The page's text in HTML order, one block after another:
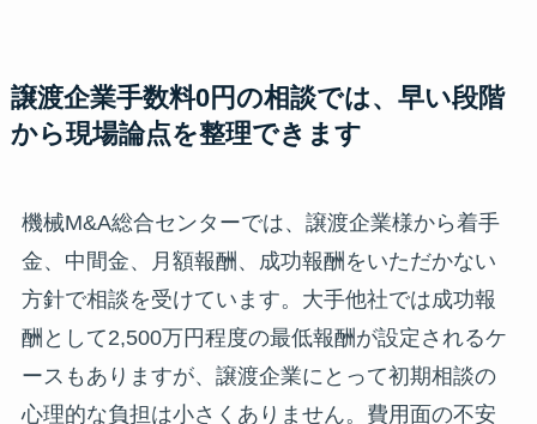
譲渡企業手数料0円の相談では、早い段階
から現場論点を整理できます
機械M&A総合センターでは、譲渡企業様から着手
金、中間金、月額報酬、成功報酬をいただかない
方針で相談を受けています。大手他社では成功報
酬として2,500万円程度の最低報酬が設定されるケ
ースもありますが、譲渡企業にとって初期相談の
心理的な負担は小さくありません。費用面の不安